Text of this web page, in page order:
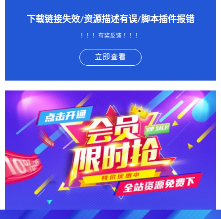
下载链接失效/资源描述有误/脚本插件报错
！！！有奖反馈 ！！！
立即查看